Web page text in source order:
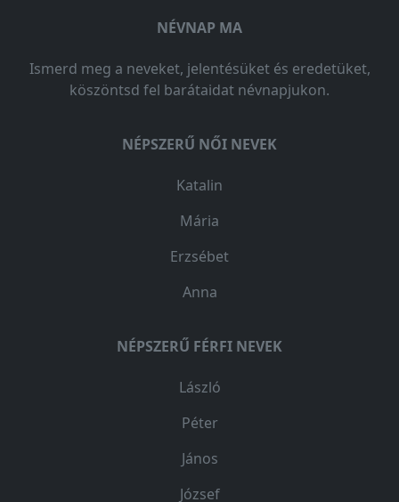
NÉVNAP MA
Ismerd meg a neveket, jelentésüket és eredetüket,
köszöntsd fel barátaidat névnapjukon.
NÉPSZERŰ NŐI NEVEK
Katalin
Mária
Erzsébet
Anna
NÉPSZERŰ FÉRFI NEVEK
László
Péter
János
József